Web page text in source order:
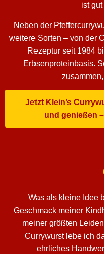
ist
Neben der
weitere Sorten – von der
Rezeptur seit 1984
Erbsenproteinbasis.
Jetzt Klein’s
und genießen
Was als kleine Idee
Geschmack meiner
meiner größten
Currywurst lebe ich
ehrliches